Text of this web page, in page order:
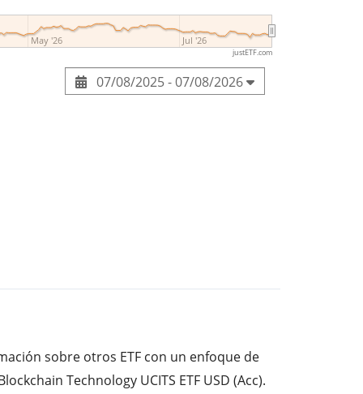
May '26 Jul '26
justETF.com
07/08/2025 - 07/08/2026
sobre otros ETF con un enfoque de
Technology UCITS ETF USD (Acc).